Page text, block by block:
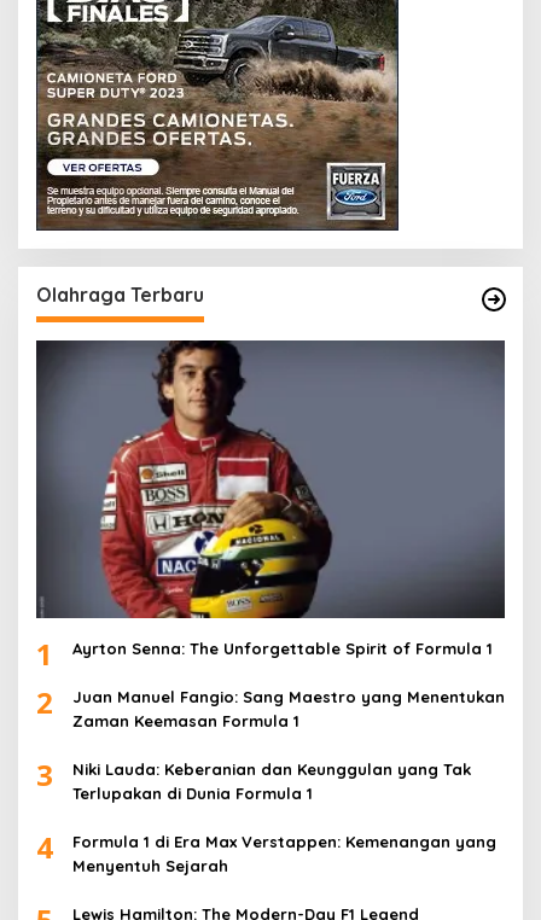
Olahraga Terbaru
1 Ayrton Senna: The Unforgettable Spirit of Formula 1
2
Juan Manuel Fangio: Sang Maestro yang Menentukan
Zaman Keemasan Formula 1
3
Niki Lauda: Keberanian dan Keunggulan yang Tak
Terlupakan di Dunia Formula 1
4
Formula 1 di Era Max Verstappen: Kemenangan yang
Menyentuh Sejarah
Lewis Hamilton: The Modern-Day F1 Legend